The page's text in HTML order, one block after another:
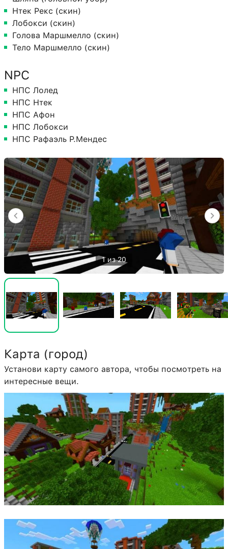
Нтек Рекс (скин)
Лобокси (скин)
Голова Маршмелло (скин)
Тело Маршмелло (скин)
NPC
НПС Лолед
НПС Нтек
НПС Афон
НПС Лобокси
НПС Рафаэль Р.Мендес
1 из 20
Карта (город)
Установи карту самого автора, чтобы посмотреть на
интересные вещи.